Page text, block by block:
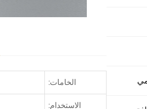
الخامات:
الاستخدام: